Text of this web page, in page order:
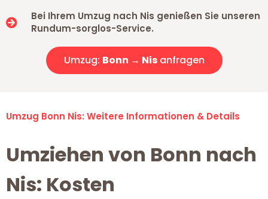
Bei Ihrem Umzug nach Nis genießen Sie unseren
Rundum-sorglos-Service.
Umzug: Bonn → Nisanfragen
Umzug Bonn Nis: Weitere Informationen & Details
Umziehen von Bonn nach
Nis: Kosten